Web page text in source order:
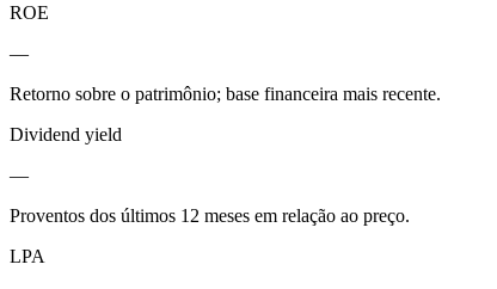
ROE
—
Retorno sobre o patrimônio; base financeira mais recente.
Dividend yield
—
Proventos dos últimos 12 meses em relação ao preço.
LPA